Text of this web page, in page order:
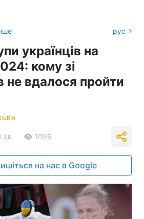
рус
українців на
кому зі
не вдалося пройти
хв. 1099
на нас в Google